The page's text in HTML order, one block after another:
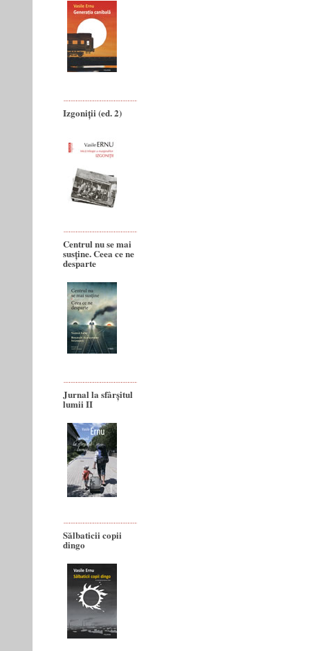
Izgoniții (ed. 2)
Centrul nu se mai
susține. Ceea ce ne
desparte
Jurnal la sfârșitul
lumii II
Sălbaticii copii
dingo